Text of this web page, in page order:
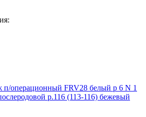
п/операционный FRV28 белый р 6 N 1
р.116 (113-116) бежевый